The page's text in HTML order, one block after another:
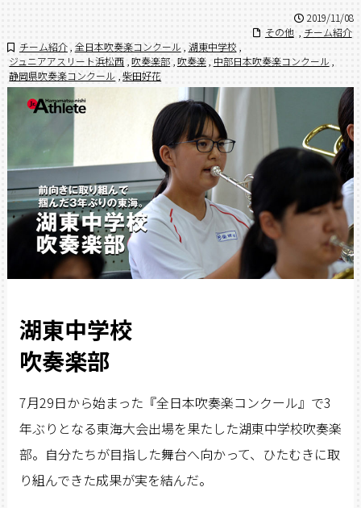
2019/11/08
その他
チーム紹介
チーム紹介 , 全日本吹奏楽コンクール 湖東中学校 ,
ジュニアアスリート浜松西 吹奏楽部 吹奏楽 中部日本吹奏楽コンクール
静岡県吹奏楽コンクール 柴田好花
湖東中学校
吹奏楽部
7月29日から始まった『全日本吹奏楽コンクール』で3
年ぶりとなる東海大会出場を果たした湖東中学校吹奏楽
部。自分たちが目指した舞台へ向かって、ひたむきに取
り組んできた成果が実を結んだ。